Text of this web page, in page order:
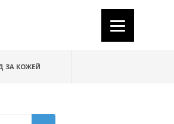
ЗА КОЖЕЙ